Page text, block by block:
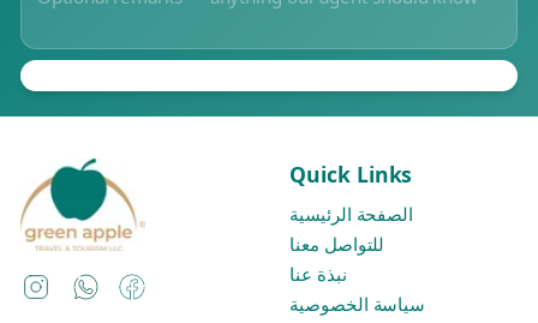
Instagram
WhatsAppFacebook
Quick Links
الصفحة الرئيسية
للتواصل معنا
نبذة عنا
سياسة الخصوصية